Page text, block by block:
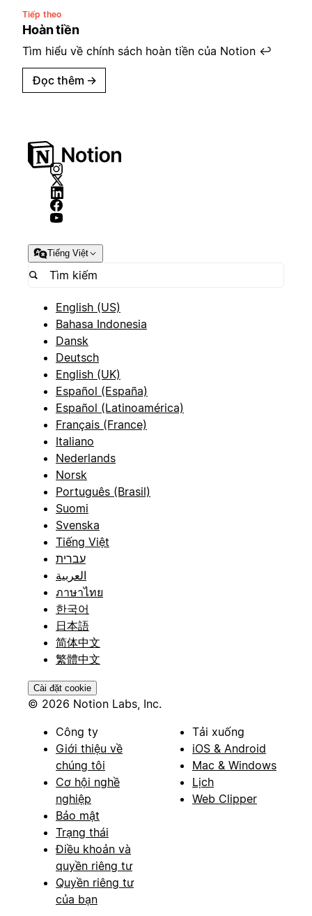
Tiếp theo
Hoàn tiền
Tìm hiểu về chính sách hoàn tiền của Notion ↩️
Đọc thêm →
Tiếng Việt
English (US)
Bahasa Indonesia
Dansk
Deutsch
English (UK)
Español (España)
Español (Latinoamérica)
Français (France)
Italiano
Nederlands
Norsk
Português (Brasil)
Suomi
Svenska
Tiếng Việt
עברית
العربية
ภาษาไทย
한국어
日本語
简体中文
繁體中文
Cài đặt cookie
© 2026 Notion Labs, Inc.
Công ty
Giới thiệu về
chúng tôi
Cơ hội nghề
nghiệp
Bảo mật
Trạng thái
Điều khoản và
quyền riêng tư
Quyền riêng tư
của bạn
Tải xuống
iOS & Android
Mac & Windows
Lịch
Web Clipper